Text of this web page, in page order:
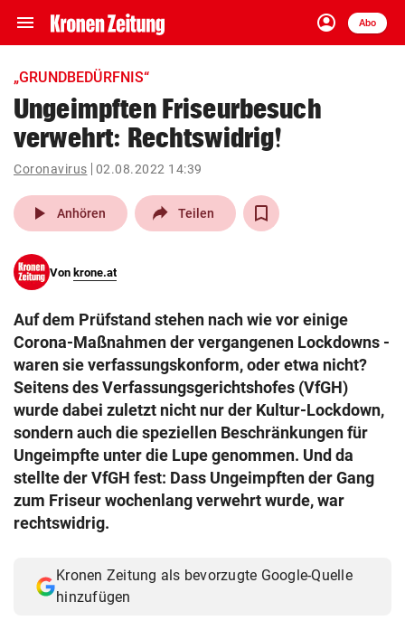
menu Navigation
ein-/ausklappen
account_circle
Anmelden
Abo
close Schließen
account_circle Anmelden
arrow_right
pin_drop
Wien arrow_right
search
eingeben
Muthgasse 2, 1190 Wien
„GRUNDBEDÜRFNIS“
Ungeimpften Friseurbesuch
verwehrt: Rechtswidrig!
Coronavirus 02.08.2022 14:39
play_arrow Anhören Teilen
Von krone.at
Auf dem Prüfstand stehen nach wie vor einige
Corona-Maßnahmen der vergangenen Lockdowns -
waren sie verfassungskonform, oder etwa nicht?
Seitens des Verfassungsgerichtshofes (VfGH)
wurde dabei zuletzt nicht nur der Kultur-Lockdown,
sondern auch die speziellen Beschränkungen für
Ungeimpfte unter die Lupe genommen. Und da
stellte der VfGH fest: Dass Ungeimpften der Gang
zum Friseur wochenlang verwehrt wurde, war
rechtswidrig.
Kronen Zeitung als bevorzugte Google-Quelle
hinzufügen